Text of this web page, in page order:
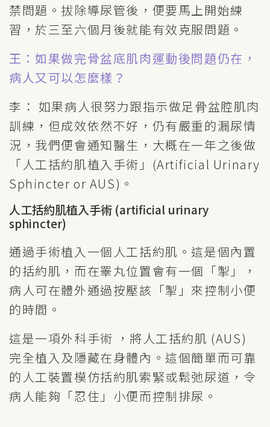
禁問題。拔除導尿管後，便要馬上開始練
習，於三至六個月後就能有效克服問題。
王：如果做完骨盆底肌肉運動後問題仍在，
病人又可以怎麼樣？
李： 如果病人很努力跟指示做足骨盆腔肌肉
訓練，但成效依然不好，仍有嚴重的漏尿情
況，我們便會通知醫生，大概在一年之後做
「人工括約肌植入手術」(Artificial Urinary
Sphincter or AUS)。
人工括約肌植入手術 (artificial urinary
sphincter)
通過手術植入一個人工括約肌。這是個內置
的括約肌，而在睪丸位置會有一個「掣」，
病人可在體外通過按壓該「掣」來控制小便
的時間。
這是一項外科手術 ，將人工括約肌 (AUS)
完全植入及隱藏在身體內。這個簡單而可靠
的人工裝置模仿括約肌索緊或鬆弛尿道，令
病人能夠「忍住」小便而控制排尿。